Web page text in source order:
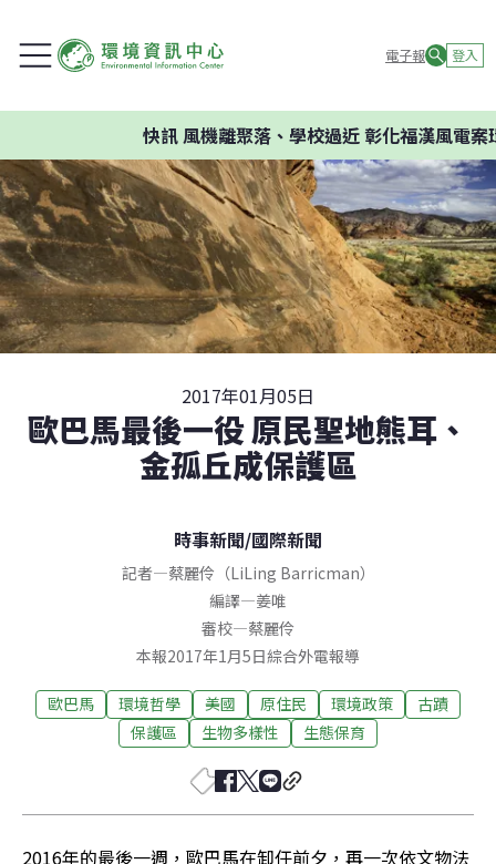
電子報 登入
快訊風機離聚落、學校過近 彰化福漢風電案環
2017年01月05日
歐巴馬最後一役 原民聖地熊耳、
金孤丘成保護區
時事新聞/國際新聞
記者—蔡麗伶（LiLing Barricman）
編譯—姜唯
審校—蔡麗伶
本報2017年1月5日綜合外電報導
歐巴馬 環境哲學 美國 原住民 環境政策
古蹟
保護區
生物多樣性 生態保育
2016年的最後一週，歐巴馬在卸任前夕，再一次依文物法